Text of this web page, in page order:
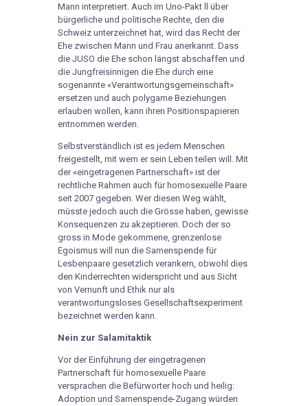
Mann interpretiert. Auch im Uno-Pakt ll über
bürgerliche und politische Rechte, den die
Schweiz unterzeichnet hat, wird das Recht der
Ehe zwischen Mann und Frau anerkannt. Dass
die JUSO die Ehe schon längst abschaffen und
die Jungfreisinnigen die Ehe durch eine
sogenannte «Verantwortungsgemeinschaft»
ersetzen und auch polygame Beziehungen
erlauben wollen, kann ihren Positionspapieren
entnommen werden.
Selbstverständlich ist es jedem Menschen
freigestellt, mit wem er sein Leben teilen will. Mit
der «eingetragenen Partnerschaft» ist der
rechtliche Rahmen auch für homosexuelle Paare
seit 2007 gegeben. Wer diesen Weg wählt,
müsste jedoch auch die Grösse haben, gewisse
Konsequenzen zu akzeptieren. Doch der so
gross in Mode gekommene, grenzenlose
Egoismus will nun die Samenspende für
Lesbenpaare gesetzlich verankern, obwohl dies
den Kinderrechten widerspricht und aus Sicht
von Vernunft und Ethik nur als
verantwortungsloses Gesellschaftsexperiment
bezeichnet werden kann.
Nein zur Salamitaktik
Vor der Einführung der eingetragenen
Partnerschaft für homosexuelle Paare
versprachen die Befürworter hoch und heilig:
Adoption und Samenspende-Zugang würden